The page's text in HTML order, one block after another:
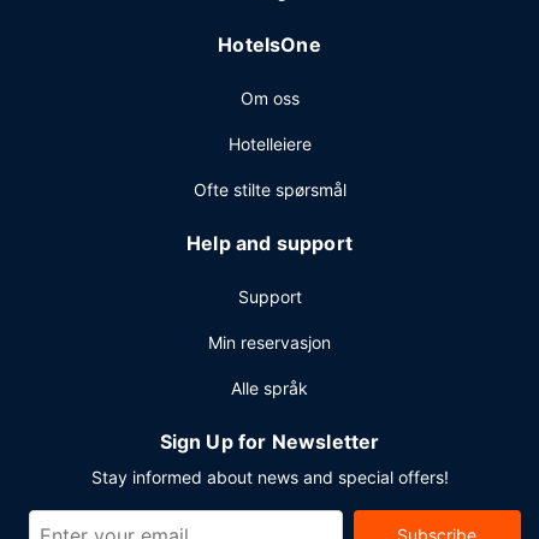
HotelsOne
Om oss
Hotelleiere
Ofte stilte spørsmål
Help and support
Support
Min reservasjon
Alle språk
Sign Up for Newsletter
Stay informed about news and special offers!
Subscribe